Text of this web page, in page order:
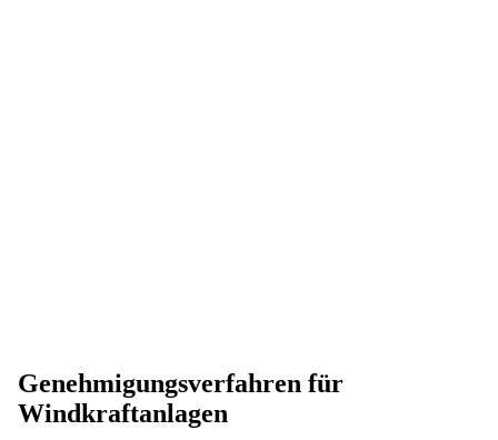
Genehmigungsverfahren für
Windkraftanlagen